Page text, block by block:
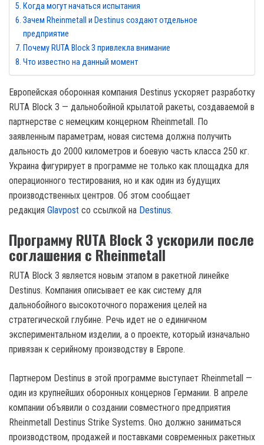
Когда могут начаться испытания
Зачем Rheinmetall и Destinus создают отдельное
предприятие
Почему RUTA Block 3 привлекла внимание
Что известно на данный момент
Европейская оборонная компания Destinus ускоряет разработку
RUTA Block 3 — дальнобойной крылатой ракеты, создаваемой в
партнерстве с немецким концерном Rheinmetall. По
заявленным параметрам, новая система должна получить
дальность до 2000 километров и боевую часть класса 250 кг.
Украина фигурирует в программе не только как площадка для
операционного тестирования, но и как один из будущих
производственных центров. Об этом сообщает
редакция Glavpost со ссылкой на Destinus.
Программу RUTA Block 3 ускорили после
соглашения с Rheinmetall
RUTA Block 3 является новым этапом в ракетной линейке
Destinus. Компания описывает ее как систему для
дальнобойного высокоточного поражения целей на
стратегической глубине. Речь идет не о единичном
экспериментальном изделии, а о проекте, который изначально
привязан к серийному производству в Европе.
Партнером Destinus в этой программе выступает Rheinmetall —
один из крупнейших оборонных концернов Германии. В апреле
компании объявили о создании совместного предприятия
Rheinmetall Destinus Strike Systems. Оно должно заниматься
производством, продажей и поставками современных ракетных